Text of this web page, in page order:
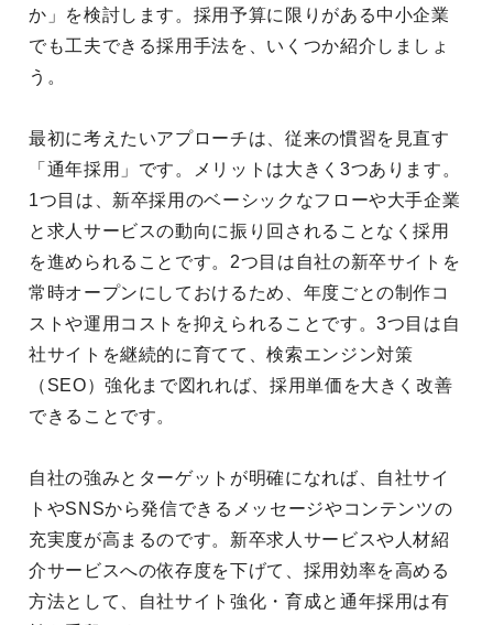
か」を検討します。採用予算に限りがある中小企業
でも工夫できる採用手法を、いくつか紹介しましょ
う。
最初に考えたいアプローチは、従来の慣習を見直す
「通年採用」です。メリットは大きく3つあります。
1つ目は、新卒採用のベーシックなフローや大手企業
と求人サービスの動向に振り回されることなく採用
を進められることです。2つ目は自社の新卒サイトを
常時オープンにしておけるため、年度ごとの制作コ
ストや運用コストを抑えられることです。3つ目は自
社サイトを継続的に育てて、検索エンジン対策
（SEO）強化まで図れれば、採用単価を大きく改善
できることです。
自社の強みとターゲットが明確になれば、自社サイ
トやSNSから発信できるメッセージやコンテンツの
充実度が高まるのです。新卒求人サービスや人材紹
介サービスへの依存度を下げて、採用効率を高める
方法として、自社サイト強化・育成と通年採用は有